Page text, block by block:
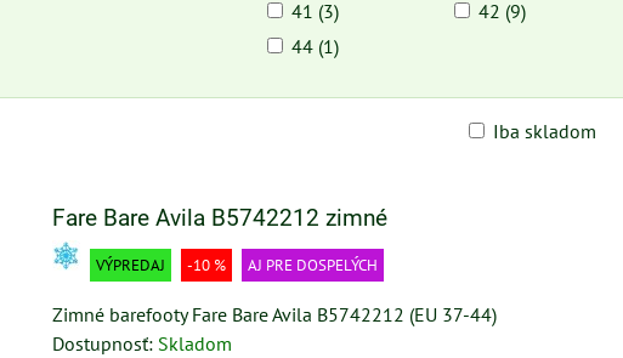
41 (3)
42 (9)
44 (1)
Iba skladom
Fare Bare Avila B5742212 zimné
VÝPREDAJ -10 % AJ PRE DOSPELÝCH
Zimné barefooty Fare Bare Avila B5742212 (EU 37-44)
Dostupnosť: Skladom